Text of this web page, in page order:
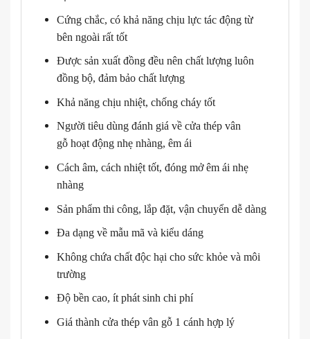
Cứng chắc, có khả năng chịu lực tác động từ
bên ngoài rất tốt
Được sản xuất đồng đều nên chất lượng luôn
đồng bộ, đảm bảo chất lượng
Khả năng chịu nhiệt, chống cháy tốt
Người tiêu dùng đánh giá về cửa thép vân
gỗ hoạt động nhẹ nhàng, êm ái
Cách âm, cách nhiệt tốt, đóng mở êm ái nhẹ
nhàng
Sản phẩm thi công, lắp đặt, vận chuyển dễ dàng
Đa dạng về mẫu mã và kiểu dáng
Không chứa chất độc hại cho sức khỏe và môi
trường
Độ bền cao, ít phát sinh chi phí
Giá thành cửa thép vân gỗ 1 cánh hợp lý